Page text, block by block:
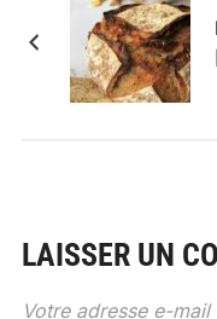
LAISSER UN
Votre adresse e-